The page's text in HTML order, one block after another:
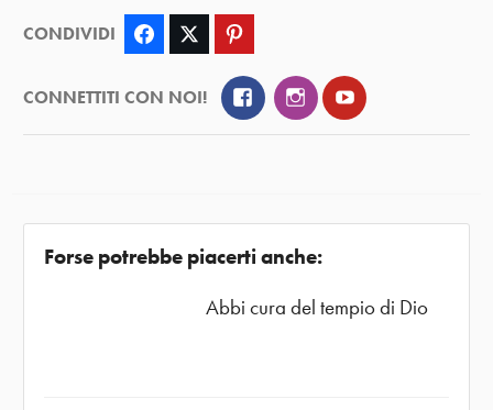
CONDIVIDI Facebook Twitter
CONNETTITI CON NOI! FacebookInstagramYouTube
Forse potrebbe piacerti anche:
Abbi cura del tempio di Dio